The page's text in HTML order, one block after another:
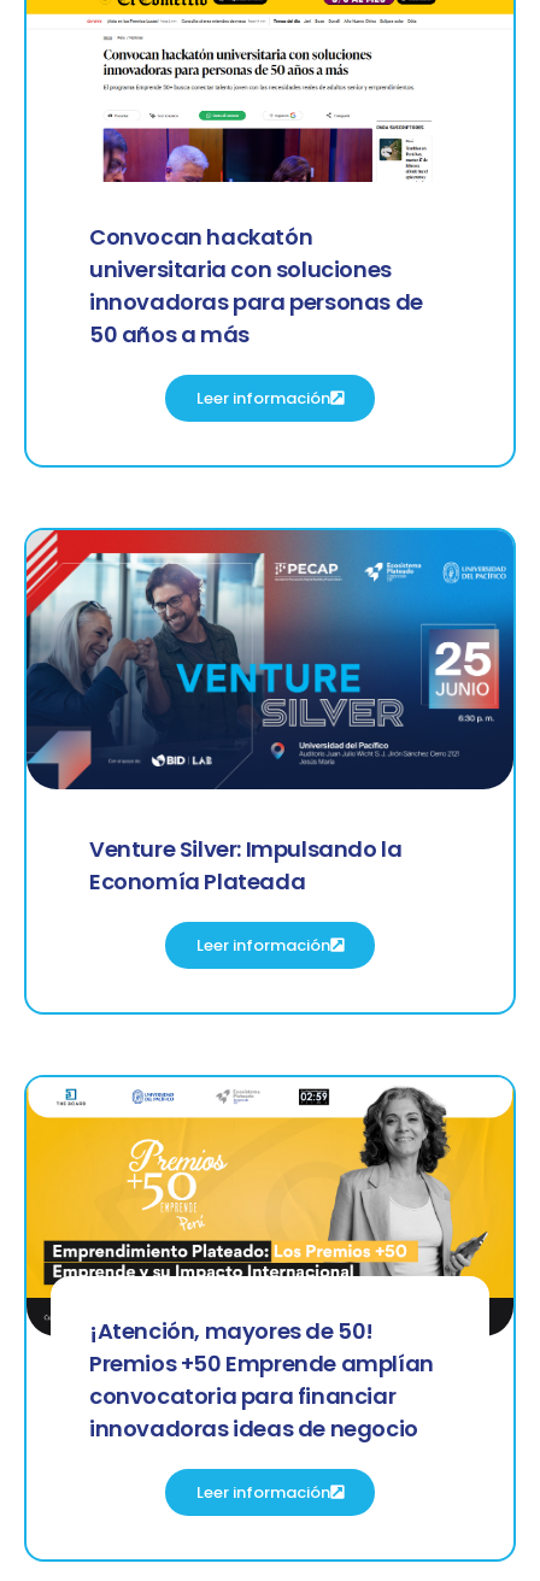
Convocan hackatón
universitaria con soluciones
innovadoras para personas de
50 años a más
Leer información
Venture Silver: Impulsando la
Economía Plateada
Leer información
¡Atención, mayores de 50!
Premios +50 Emprende amplían
convocatoria para financiar
innovadoras ideas de negocio
Leer información